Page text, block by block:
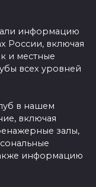
информацию
России, включая
и местные
всех уровней
в нашем
включая
залы,
информацию